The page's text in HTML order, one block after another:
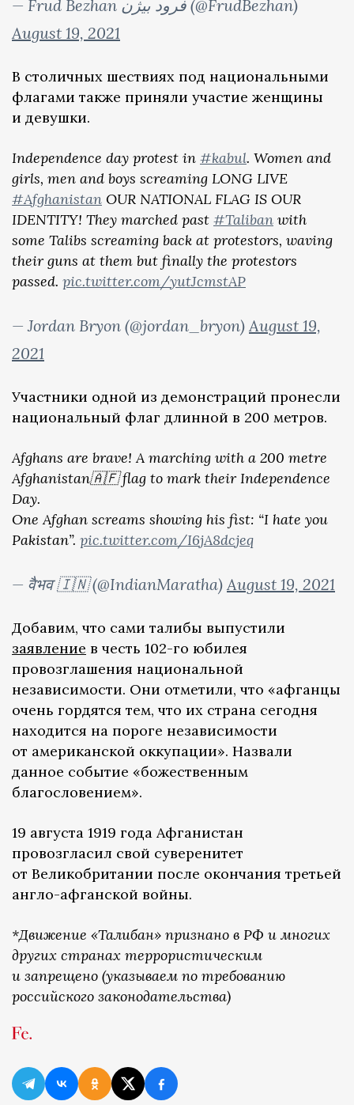
— Frud Bezhan فرود بيژن (@FrudBezhan)
August 19, 2021
В столичных шествиях под национальными
флагами также приняли участие женщины
и девушки.
Independence day protest in #kabul. Women and
girls, men and boys screaming LONG LIVE
#Afghanistan OUR NATIONAL FLAG IS OUR
IDENTITY! They marched past #Taliban with
some Talibs screaming back at protestors, waving
their guns at them but finally the protestors
passed. pic.twitter.com/yutJcmstAP
— Jordan Bryon (@jordan_bryon)August 19,
2021
Участники одной из демонстраций пронесли
национальный флаг длинной в 200 метров.
Afghans are brave! A marching with a 200 metre
Afghanistan🇦🇫 flag to mark their Independence
Day.
One Afghan screams showing his fist: “I hate you
Pakistan”. pic.twitter.com/I6jA8dcjeq
— वैभव 🇮🇳 (@IndianMaratha)August 19, 2021
Добавим, что сами талибы выпустили
заявление в честь 102-го юбилея
провозглашения национальной
независимости. Они отметили, что «афганцы
очень гордятся тем, что их страна сегодня
находится на пороге независимости
от американской оккупации». Назвали
данное событие «божественным
благословением».
19 августа 1919 года Афганистан
провозгласил свой суверенитет
от Великобритании после окончания третьей
англо-афганской войны.
*Движение «Талибан» признано в РФ и многих
других странах террористическим
и запрещено (указываем по требованию
российского законодательства)